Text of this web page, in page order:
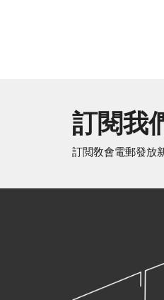
訂閱我
訂閲敎會電郵發放